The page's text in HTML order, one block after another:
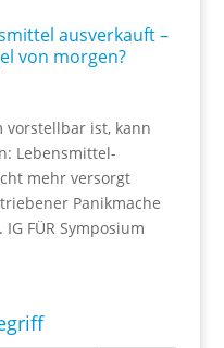
ausverkauft –
von morgen?
vorstellbar ist, kann
Lebensmittel-
mehr versorgt
Panikmache
FÜR Symposium